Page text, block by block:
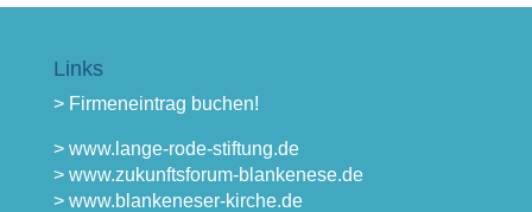
Links
> Firmeneintrag buchen!
> www.lange-rode-stiftung.de
> www.zukunftsforum-blankenese.de
> www.blankeneser-kirche.de